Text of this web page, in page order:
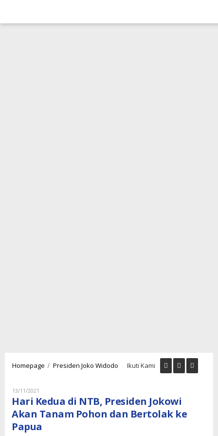
Homepage / Presiden Joko Widodo Hari
Presiden
Jokowi
Akan
Ikuti Kami
13/11/2021
Lukman
Nugraha
Hari Kedua di NTB, Presiden Jokowi
Akan Tanam Pohon dan Bertolak ke
Papua